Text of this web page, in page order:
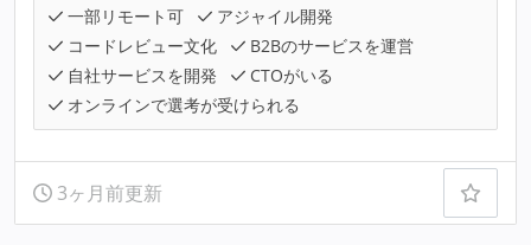
一部リモート可
アジャイル開発
コードレビュー文化
B2Bのサービスを運営
自社サービスを開発
CTOがいる
オンラインで選考が受けられる
3ヶ月前更新